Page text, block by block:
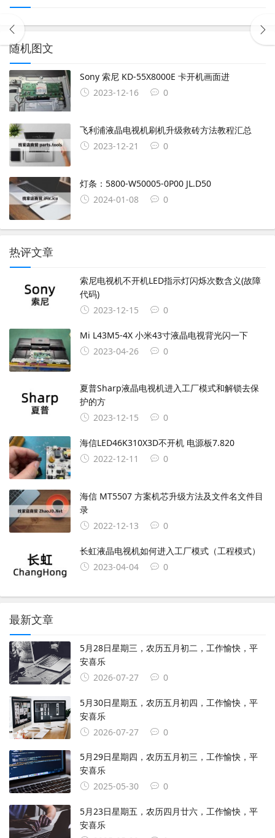
随机图文
Sony 索尼 KD-55X8000E 卡开机画面进
2023-12-16
0
飞利浦液晶电视机刷机升级救砖方法教程汇总
2023-12-21
0
灯条：5800-W50005-0P00 JL.D50
2024-01-08
0
热评文章
索尼电视机不开机LED指示灯闪烁次数含义(故障
代码)
2023-12-15
0
Mi L43M5-4X 小米43寸液晶电视背光闪一下
2023-04-26
0
夏普Sharp液晶电视机进入工厂模式和解锁去保
护的方
2023-12-15
0
海信LED46K310X3D不开机 电源板7.820
2022-12-11
0
海信 MT5507 方案机芯升级方法及文件名文件目
录
2022-12-13
0
长虹液晶电视机如何进入工厂模式（工程模式）
2023-04-04
0
最新文章
5月28日星期三，农历五月初二，工作愉快，平
安喜乐
2026-07-27
0
5月30日星期五，农历五月初四，工作愉快，平
安喜乐
2026-07-27
0
5月29日星期四，农历五月初三，工作愉快，平
安喜乐
2025-05-30
0
5月23日星期五，农历四月廿六，工作愉快，平
安喜乐